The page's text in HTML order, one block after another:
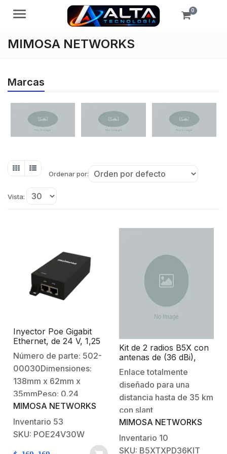
Menú 0
MIMOSA NETWORKS
Marcas
Ordenar por:
Vista:
Inyector Poe Gigabit
Ethernet, de 24 V, 1,25
A, 30 W, para radios
C6X y B5X (502-00030)
Número de parte: 502-
00030Dimensiones:
138mm x 62mm x
35mmPeso: 0.24
kgColor: NegroVoltaje
de salida: 24 VCD 1.2
AConsumo máx:
30WVoltaje de entrada:
MIMOSA NETWORKS
Inventario 53
SKU: POE24V30W
Kit de 2 radios B5X con
antenas de (36 dBi),
rango de frecuencia
extendida (4.9 a 6.4
GHz), incluye inyector
POE y cable de
alimentación, distancia
de hasta 50 km
Enlace totalmente
diseñado para una
distancia hasta de 35 km
con slant
45° Especificaciones
técnicas del kit 2 radio
B5x hasta 1.5 Gbps de
MIMOSA NETWORKS
Inventario 10
SKU: B5XTXPD36KIT